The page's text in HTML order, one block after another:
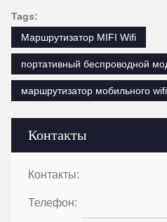
Контакты
Контакты:
Телефон:
Tags:
Маршрутизатор MIFI Wifi
портативный беспроводной
маршрутизатор мобильного